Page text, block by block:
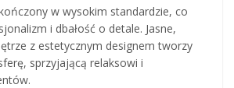
w wysokim standardzie, co
i dbałość o detale. Jasne,
z estetycznym designem tworzy
sprzyjającą relaksowi i